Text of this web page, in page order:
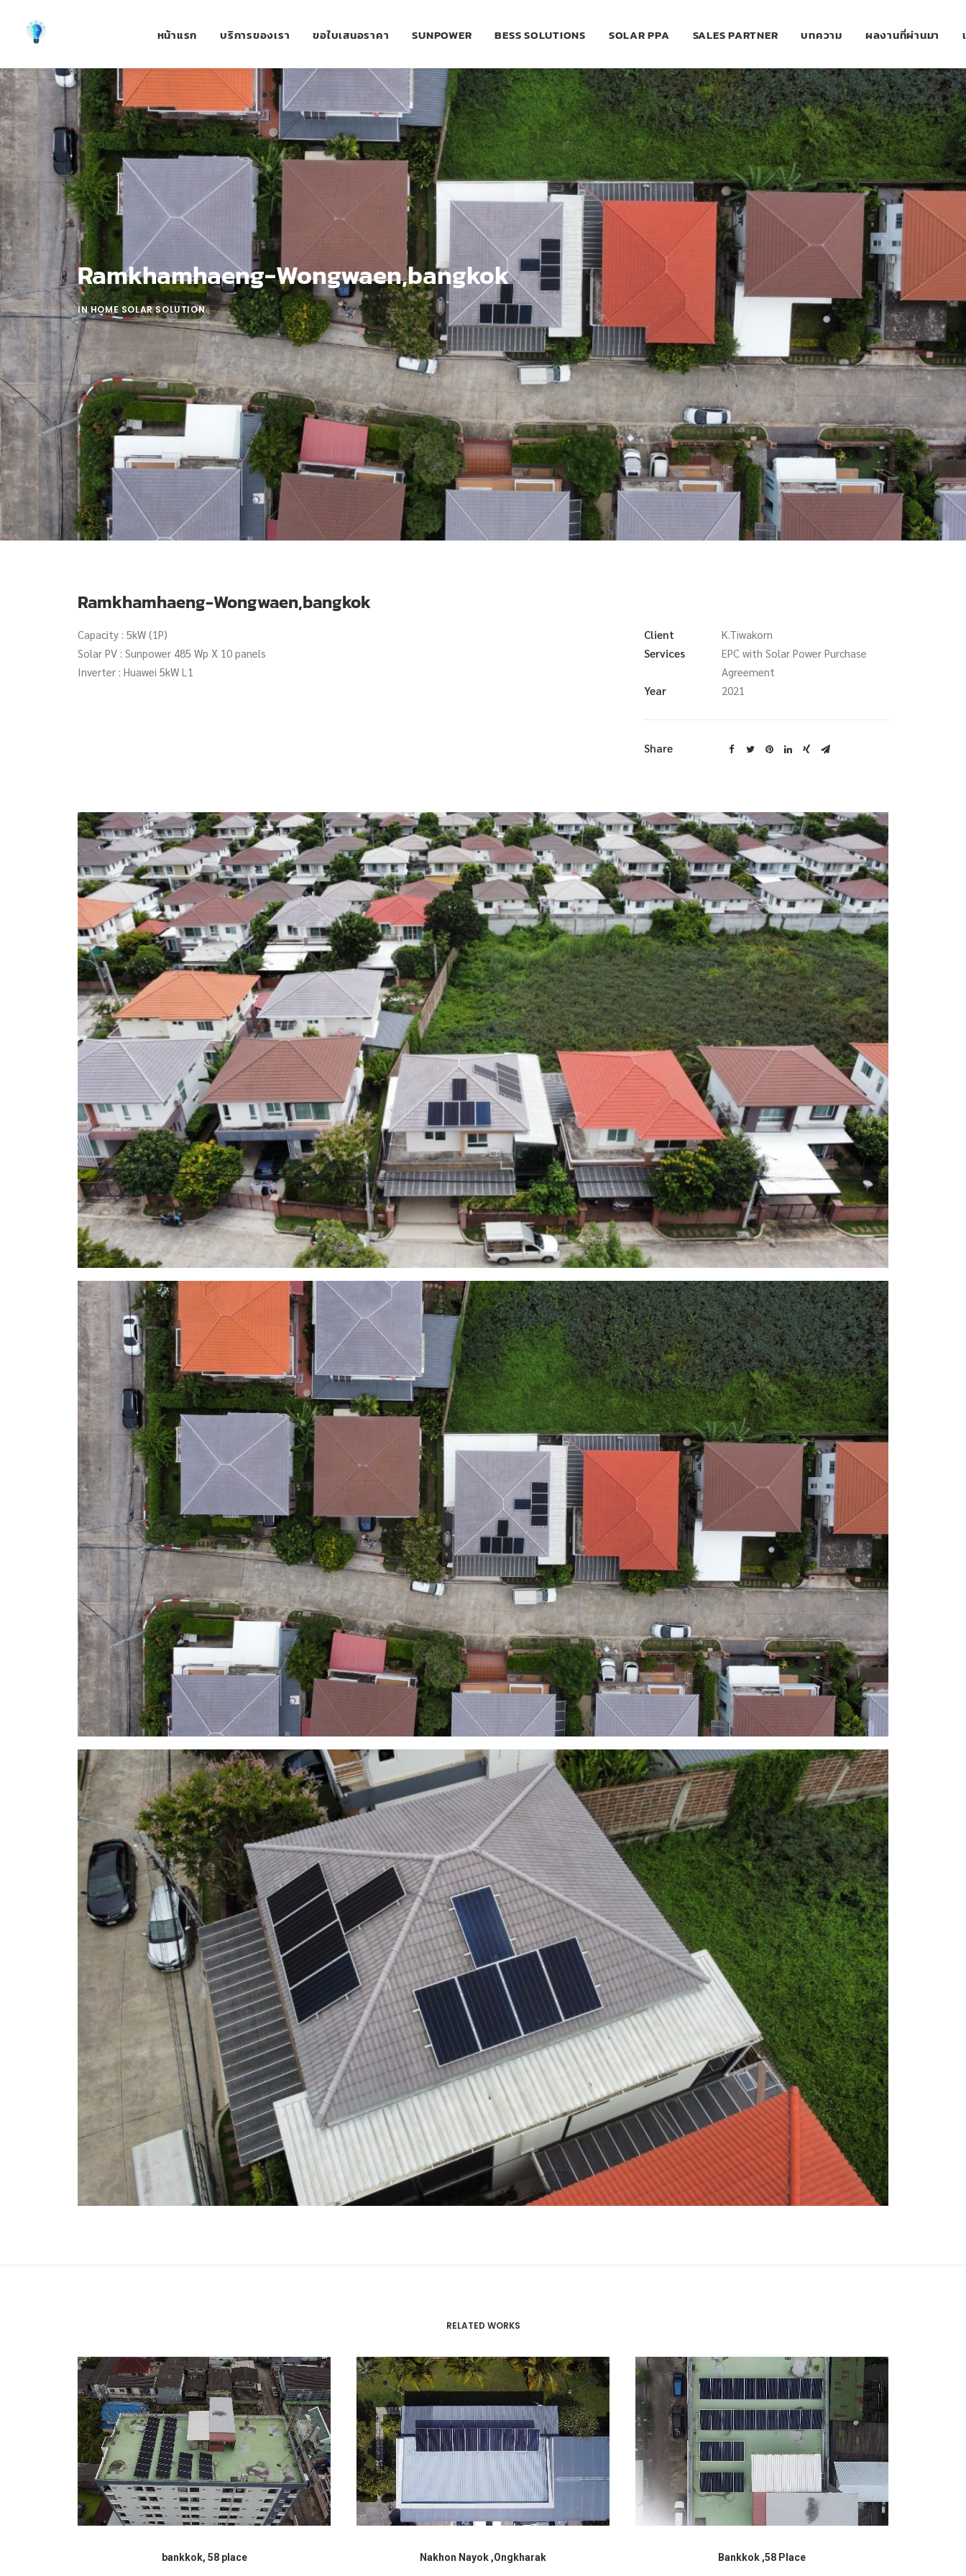
หน้าแรก บริการของเรา ขอใบเสนอราคา SUNPOWER BESS SOLUTIONS SOLAR PPA SALES PARTNER บทความ ผลงานที่ผ่านมา
Ramkhamhaeng-Wongwaen,bangkok
INHOME SOLAR SOLUTION
Ramkhamhaeng-Wongwaen,bangkok
Capacity : 5kW (1P)
Solar PV : Sunpower 485 Wp X 10 panels
Inverter : Huawei 5kW L1
Client
K.Tiwakorn
Services
EPC with Solar Power Purchase
Agreement
Year
2021
Share
RELATED WORKS
bankkok, 58 place Nakhon Nayok ,Ongkharak Bankkok ,58 Place